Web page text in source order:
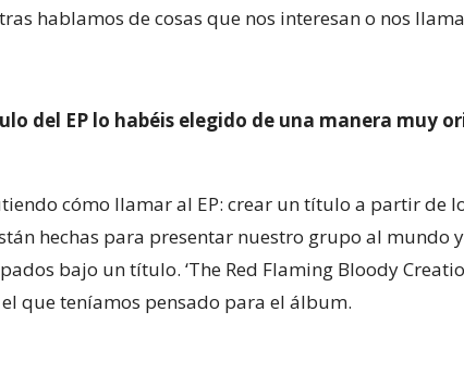
hablamos de cosas que nos interesan o nos
del EP lo habéis elegido de una manera muy
cómo llamar al EP: crear un título a partir de
hechas para presentar nuestro grupo al mundo
bajo un título. ‘The Red Flaming Bloody
que teníamos pensado para el álbum.